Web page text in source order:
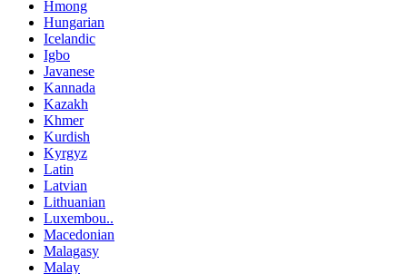
Hmong
Hungarian
Icelandic
Igbo
Javanese
Kannada
Kazakh
Khmer
Kurdish
Kyrgyz
Latin
Latvian
Lithuanian
Luxembou..
Macedonian
Malagasy
Malay